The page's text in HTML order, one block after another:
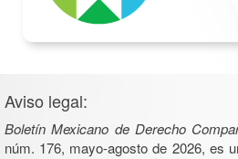
Aviso legal:
Boletín Mexicano de Derecho
núm. 176, mayo-agosto de 2026, es